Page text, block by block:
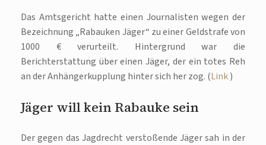
Das Amtsgericht hatte einen Journalisten wegen der
Bezeichnung „Rabauken Jäger“ zu einer Geldstrafe von
1000 € verurteilt. Hintergrund war die
Berichterstattung über einen Jäger, der ein totes Reh
an der Anhängerkupplung hinter sich her zog. (Link)
Jäger will kein Rabauke sein
Der gegen das Jagdrecht verstoßende Jäger sah in der